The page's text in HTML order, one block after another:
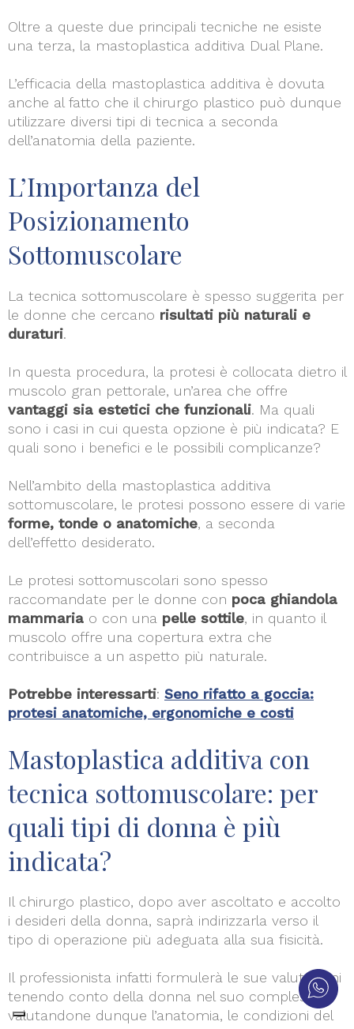
Oltre a queste due principali tecniche ne esiste
una terza, la mastoplastica additiva Dual Plane.
L’efficacia della mastoplastica additiva è dovuta
anche al fatto che il chirurgo plastico può dunque
utilizzare diversi tipi di tecnica a seconda
dell’anatomia della paziente.
L’Importanza del
Posizionamento
Sottomuscolare
La tecnica sottomuscolare è spesso suggerita per
le donne che cercano risultati più naturali e
duraturi.
In questa procedura, la protesi è collocata dietro il
muscolo gran pettorale, un’area che offre
vantaggi sia estetici che funzionali. Ma quali
sono i casi in cui questa opzione è più indicata? E
quali sono i benefici e le possibili complicanze?
Nell’ambito della mastoplastica additiva
sottomuscolare, le protesi possono essere di varie
forme, tonde o anatomiche, a seconda
dell’effetto desiderato.
Le protesi sottomuscolari sono spesso
raccomandate per le donne con poca ghiandola
mammaria o con una pelle sottile, in quanto il
muscolo offre una copertura extra che
contribuisce a un aspetto più naturale.
Potrebbe interessarti: Seno rifatto a goccia:
protesi anatomiche, ergonomiche e costi
Mastoplastica additiva con
tecnica sottomuscolare: per
quali tipi di donna è più
indicata?
Il chirurgo plastico, dopo aver ascoltato e accolto
i desideri della donna, saprà indirizzarla verso il
tipo di operazione più adeguata alla sua fisicità.
Il professionista infatti formulerà le sue valutazioni
tenendo conto della donna nel suo complesso,
valutandone dunque l’anatomia, le condizioni del